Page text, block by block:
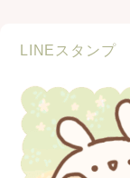
LINEスタンプ